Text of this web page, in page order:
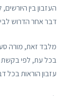
העזבון בין
דבר אחר הדרוש
בכל עת, לפי בקשת
עזבון הוראות בכל